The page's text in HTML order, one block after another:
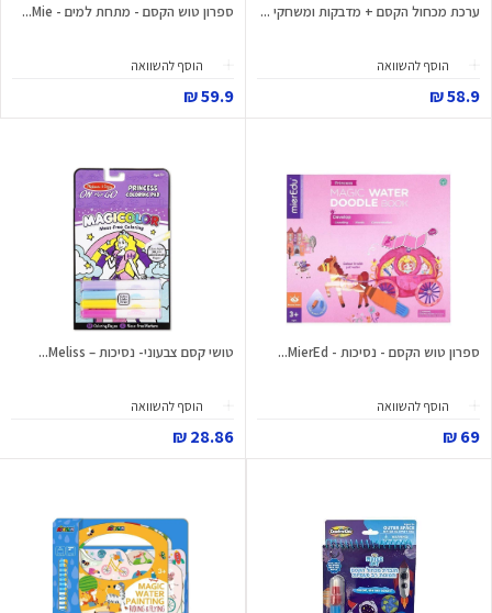
ערכת מכחול הקסם + מדבקות ומשחקי ...
הוסף להשוואה
58.9 ₪
ספרון טוש הקסם - מתחת למים - Mie...
הוסף להשוואה
59.9 ₪
ספרון טוש הקסם - נסיכות - MierEd...
הוסף להשוואה
69 ₪
טושי קסם צבעוני- נסיכות – Meliss...
הוסף להשוואה
28.86 ₪